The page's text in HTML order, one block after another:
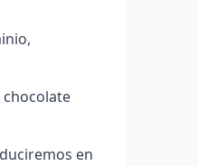
chocolate
en